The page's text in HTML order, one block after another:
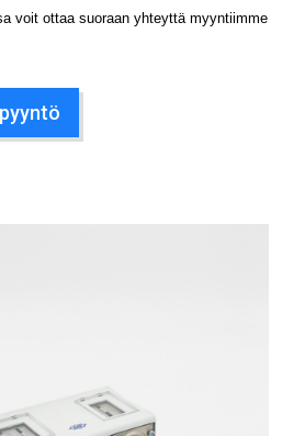
voit ottaa suoraan yhteyttä myyntiimme